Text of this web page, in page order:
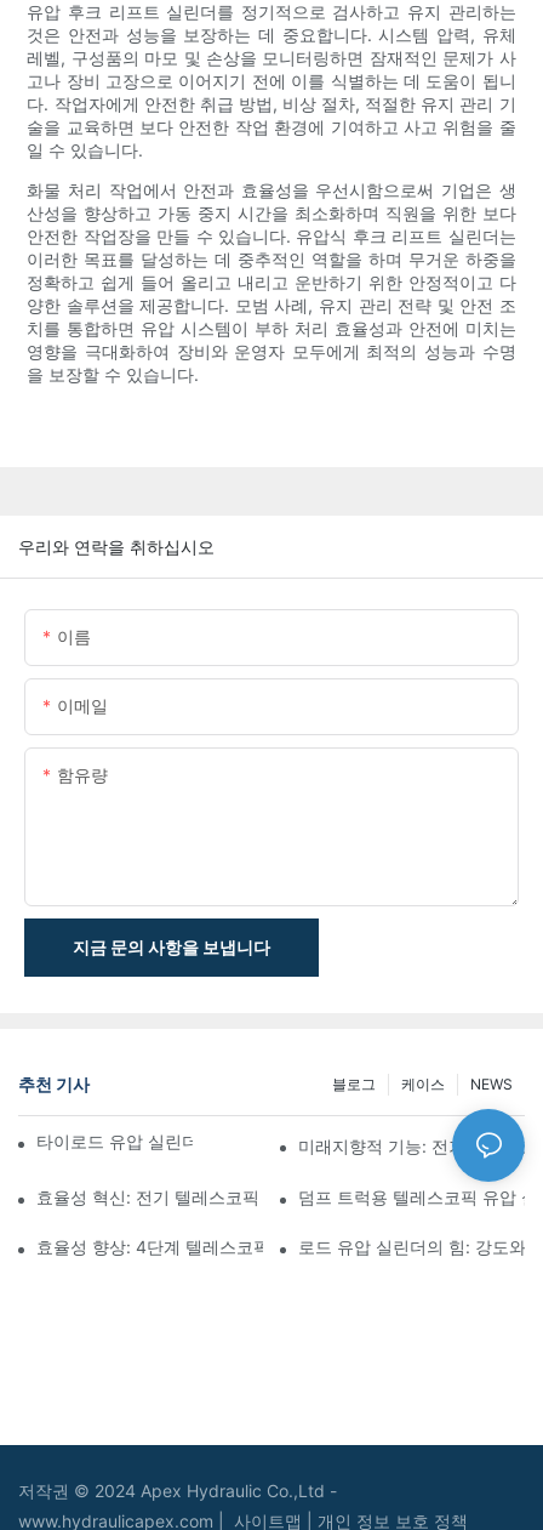
유압 후크 리프트 실린더를 정기적으로 검사하고 유지 관리하는
것은 안전과 성능을 보장하는 데 중요합니다. 시스템 압력, 유체
레벨, 구성품의 마모 및 손상을 모니터링하면 잠재적인 문제가 사
고나 장비 고장으로 이어지기 전에 이를 식별하는 데 도움이 됩니
다. 작업자에게 안전한 취급 방법, 비상 절차, 적절한 유지 관리 기
술을 교육하면 보다 안전한 작업 환경에 기여하고 사고 위험을 줄
일 수 있습니다.
화물 처리 작업에서 안전과 효율성을 우선시함으로써 기업은 생
산성을 향상하고 가동 중지 시간을 최소화하며 직원을 위한 보다
안전한 작업장을 만들 수 있습니다. 유압식 후크 리프트 실린더는
이러한 목표를 달성하는 데 중추적인 역할을 하며 무거운 하중을
정확하고 쉽게 들어 올리고 내리고 운반하기 위한 안정적이고 다
양한 솔루션을 제공합니다. 모범 사례, 유지 관리 전략 및 안전 조
치를 통합하면 유압 시스템이 부하 처리 효율성과 안전에 미치는
영향을 극대화하여 장비와 운영자 모두에게 최적의 성능과 수명
을 보장할 수 있습니다.
우리와 연락을 취하십시오
이름
이메일
함유량
지금 문의 사항을 보냅니다
추천 기사 NEWS
케이스
블로그
타이로드 유압 실린더의 기능과 중요성 이해미래지향적 기능: 전기 텔레스
효율성 혁신: 전기 텔레스코픽 실린더덤프 트럭용 텔레스코픽 유압
효율성 향상: 4단계 텔레스코픽 유압 실린더의 장점
로드 유압 실린더의 힘: 강도와
저작권 © 2024 Apex Hydraulic Co.,Ltd -
www.hydraulicapex.com | 사이트맵 개인 정보 보호 정책